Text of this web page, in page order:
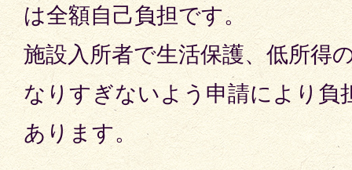
は全額自己負担です。
施設入所者で生活保護、低所得
なりすぎないよう申請により負
あります。